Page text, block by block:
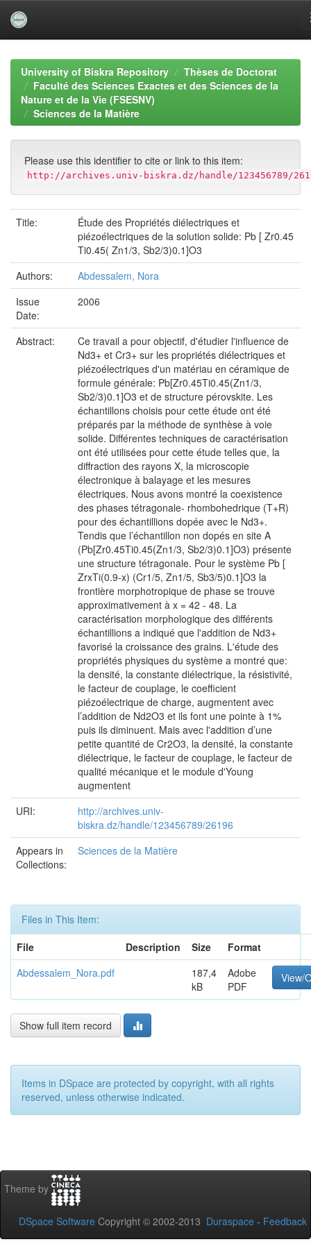
navigationUniversity of Biskra Repository
Thèses de Doctorat
Faculté des Sciences Exactes et des Sciences de la
Nature et de la Vie (FSESNV)
Sciences de la Matière
Please use this identifier to cite or link to this item:
http://archives.univ-biskra.dz/handle/123456789/
Title:
Étude des Propriétés diélectriques et
piézoélectriques de la solution solide: Pb [ Zr0.45
Ti0.45( Zn1/3, Sb2/3)0.1]O3
Authors:
Abdessalem, Nora
Issue
Date:
2006
Abstract:
Ce travail a pour objectif, d'étudier l'influence de
Nd3+ et Cr3+ sur les propriétés diélectriques et
piézoélectriques d'un matériau en céramique de
formule générale: Pb[Zr0.45Ti0.45(Zn1/3,
Sb2/3)0.1]O3 et de structure pérovskite. Les
échantillons choisis pour cette étude ont été
préparés par la méthode de synthèse à voie
solide. Différentes techniques de caractérisation
ont été utilisées pour cette étude telles que, la
diffraction des rayons X, la microscopie
électronique à balayage et les mesures
électriques. Nous avons montré la coexistence
des phases tétragonale- rhombohedrique (T+R)
pour des échantillions dopée avec le Nd3+.
Tendis que l’échantillon non dopés en site A
(Pb[Zr0.45Ti0.45(Zn1/3, Sb2/3)0.1]O3) présente
une structure tétragonale. Pour le système Pb [
ZrxTi(0.9-x) (Cr1/5, Zn1/5, Sb3/5)0.1]O3 la
frontière morphotropique de phase se trouve
approximativement à x = 42 - 48. La
caractérisation morphologique des différents
échantillions a indiqué que l'addition de Nd3+
favorisé la croissance des grains. L'étude des
propriétés physiques du système a montré que:
la densité, la constante diélectrique, la résistivité,
le facteur de couplage, le coefficient
piézoélectrique de charge, augmentent avec
l’addition de Nd2O3 et ils font une pointe à 1%
puis ils diminuent. Mais avec l'addition d’une
petite quantité de Cr2O3, la densité, la constante
diélectrique, le facteur de couplage, le facteur de
qualité mécanique et le module d'Young
augmentent
URI:
http://archives.univ-
biskra.dz/handle/123456789/26196
Appears in
Collections:
Sciences de la Matière
Files in This Item:
File
Description Size
Format
Abdessalem_Nora.pdf
187,4
kB
Adobe
PDF
View/
Show full item record
Items in DSpace are protected by copyright, with all rights
reserved, unless otherwise indicated.
Theme by
DSpace Software Copyright © 2002-2013 Duraspace - Feedback